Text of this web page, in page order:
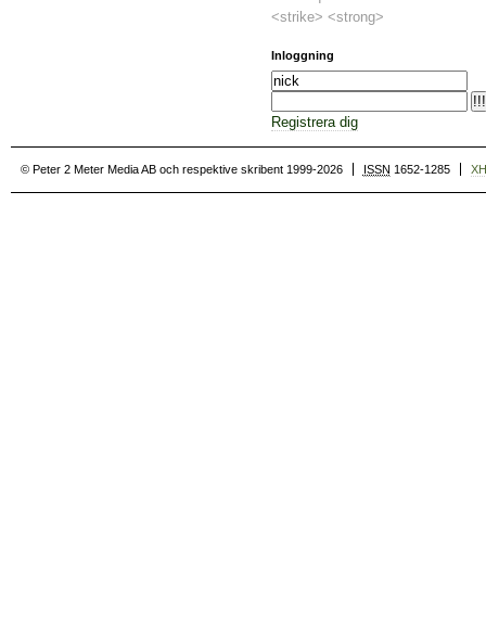
<strike> <strong>
Inloggning
Registrera dig
© Peter 2 Meter Media AB och respektive skribent 1999-2026 ISSN 1652-1285